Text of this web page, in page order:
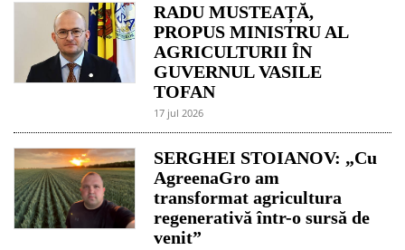
RADU MUSTEAȚĂ,
PROPUS MINISTRU AL
AGRICULTURII ÎN
GUVERNUL VASILE
TOFAN
17 jul 2026
SERGHEI STOIANOV: „Cu
AgreenaGro am
transformat agricultura
regenerativă într-o sursă de
venit”